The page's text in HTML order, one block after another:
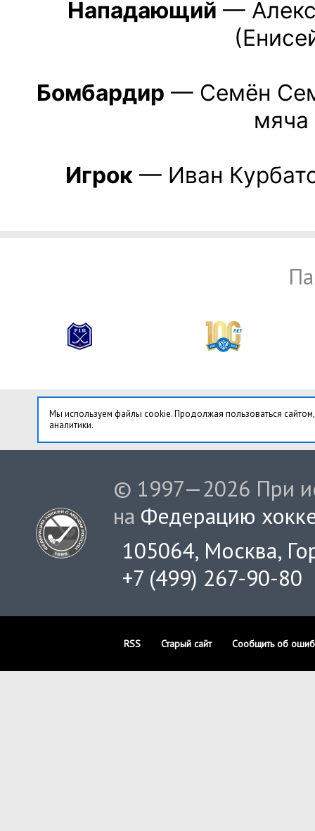
Нападающий —
Бомбардир — Семён
мяча
Игрок — Иван
Мы используем файлы cookie. Продолжая пользоваться
аналитики.
© 1997—2026 При
на Федерацию
105064, Москва,
+7 (499) 267-90-80
RSS Старый сайт Сообщить об